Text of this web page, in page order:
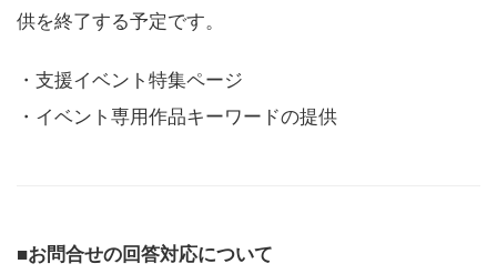
供を終了する予定です。
・支援イベント特集ページ
・イベント専用作品キーワードの提供
■お問合せの回答対応について